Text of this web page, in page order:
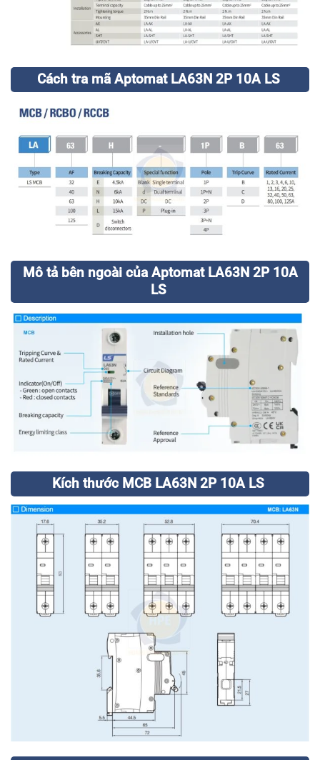
Cách tra mã Aptomat LA63N 2P 10A LS
Mô tả bên ngoài của Aptomat LA63N 2P 10A
LS
Kích thước MCB LA63N 2P 10A LS